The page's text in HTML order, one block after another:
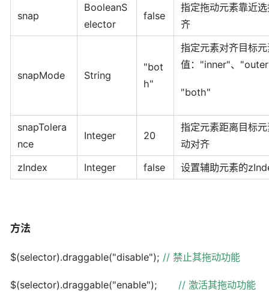
snap
BooleanS
elector
false
指定拖动元素靠近
齐
snapMode String
"bot
h"
指定元素对齐目标
值："inner"、
"both"
snapTolera
nce
Integer 20
指定元素距离目标
动对齐
zIndex
Integer false 设置辅助元素的
方法
$(selector).draggable("disable"); // 禁止其拖动功能
$(selector).draggable("enable"); // 激活其拖动功能